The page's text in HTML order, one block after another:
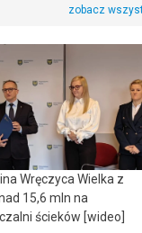
Wręczyca Wielka z
15,6 mln na
ścieków [wideo]